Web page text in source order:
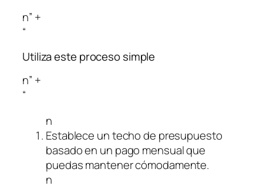
n” +
“
Utiliza este proceso simple
n” +
“
n
Establece un techo de presupuesto
basado en un pago mensual que
puedas mantener cómodamente.
n